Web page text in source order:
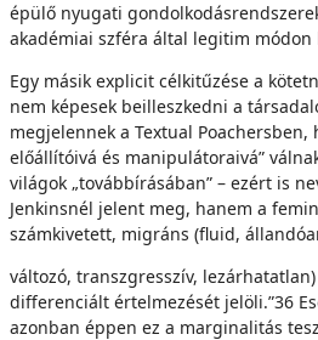
épülő nyugati
akadémiai szféra által legitim
Egy másik explicit célkitűzése a
nem képesek beilleszkedni a
megjelennek a Textual
előállítóivá és manipulátoraivá”
világok „továbbírásában” – ezért is
Jenkinsnél jelent meg, hanem a
számkivetett, migráns (fluid,
változó, transzgresszív,
differenciált értelmezését jelöli.”36
azonban éppen ez a marginalitás